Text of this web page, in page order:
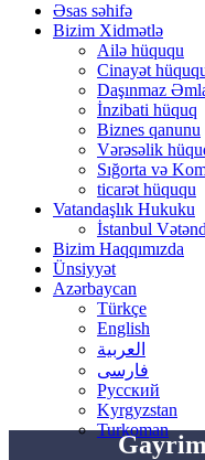
Əsas səhifə
Bizim Xidmətlə
Ailə hüququ
Cinayət
Daşınmaz
İnzibati hüquq
Biznes qanunu
Vərəsəlik
Sığorta və
ticarət hüququ
Vatandaşlık Hukuku
İstanbul
Bizim Haqqımızda
Ünsiyyət
Azərbaycan
Türkçe
English
العربية
فارسی
Русский
Kyrgyzstan
Turkoman